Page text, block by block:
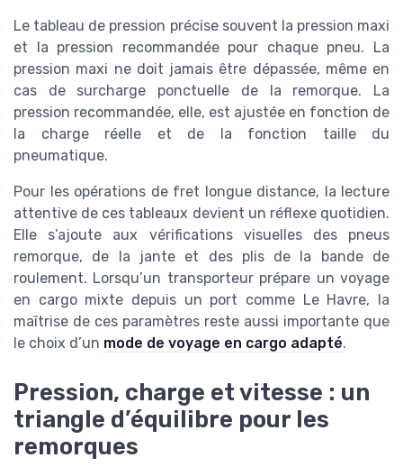
Le tableau de pression précise souvent la pression maxi
et la pression recommandée pour chaque pneu. La
pression maxi ne doit jamais être dépassée, même en
cas de surcharge ponctuelle de la remorque. La
pression recommandée, elle, est ajustée en fonction de
la charge réelle et de la fonction taille du
pneumatique.
Pour les opérations de fret longue distance, la lecture
attentive de ces tableaux devient un réflexe quotidien.
Elle s’ajoute aux vérifications visuelles des pneus
remorque, de la jante et des plis de la bande de
roulement. Lorsqu’un transporteur prépare un voyage
en cargo mixte depuis un port comme Le Havre, la
maîtrise de ces paramètres reste aussi importante que
le choix d’un mode de voyage en cargo adapté.
Pression, charge et vitesse : un
triangle d’équilibre pour les
remorques